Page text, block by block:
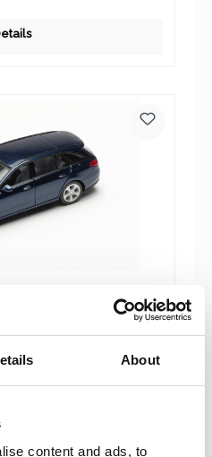
About
content and ads, to
€*